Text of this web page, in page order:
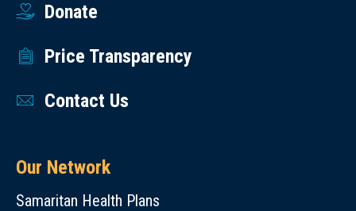
Donate
Price Transparency
Contact Us
Our Network
Samaritan Health Plans